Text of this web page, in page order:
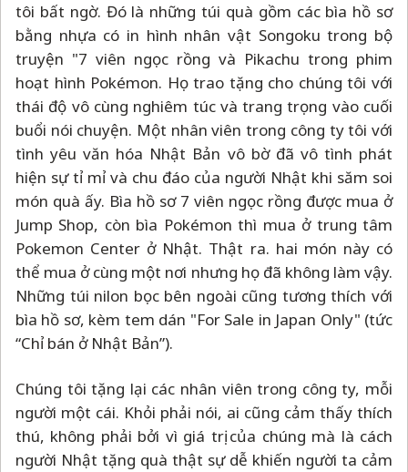
tôi bất ngờ. Đó là những túi quà gồm các bìa hồ sơ
bằng nhựa có in hình nhân vật Songoku trong bộ
truyện "7 viên ngọc rồng và Pikachu trong phim
hoạt hình Pokémon. Họ trao tặng cho chúng tôi với
thái độ vô cùng nghiêm túc và trang trọng vào cuối
buổi nói chuyện. Một nhân viên trong công ty tôi với
tình yêu văn hóa Nhật Bản vô bờ đã vô tình phát
hiện sự tỉ mỉ và chu đáo của người Nhật khi săm soi
món quà ấy. Bìa hồ sơ 7 viên ngọc rồng được mua ở
Jump Shop, còn bìa Pokémon thì mua ở trung tâm
Pokemon Center ở Nhật. Thật ra. hai món này có
thể mua ở cùng một nơi nhưng họ đã không làm vậy.
Những túi nilon bọc bên ngoài cũng tương thích với
bìa hồ sơ, kèm tem dán "For Sale in Japan Only" (tức
“Chỉ bán ở Nhật Bản”).
Chúng tôi tặng lại các nhân viên trong công ty, mỗi
người một cái. Khỏi phải nói, ai cũng cảm thấy thích
thú, không phải bởi vì giá trị của chúng mà là cách
người Nhật tặng quà thật sự dễ khiến người ta cảm